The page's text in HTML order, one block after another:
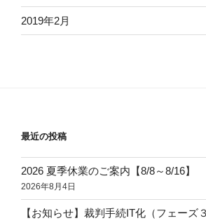
2019年2月
最近の投稿
2026 夏季休業のご案内【8/8～8/16】
2026年8月4日
【お知らせ】裁判手続IT化（フェーズ